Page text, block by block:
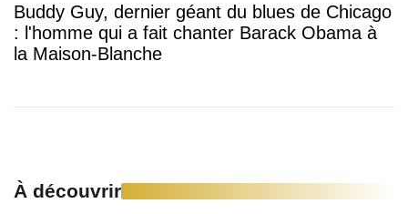
Buddy Guy, dernier géant du blues de Chicago
: l'homme qui a fait chanter Barack Obama à
la Maison-Blanche
À découvrir